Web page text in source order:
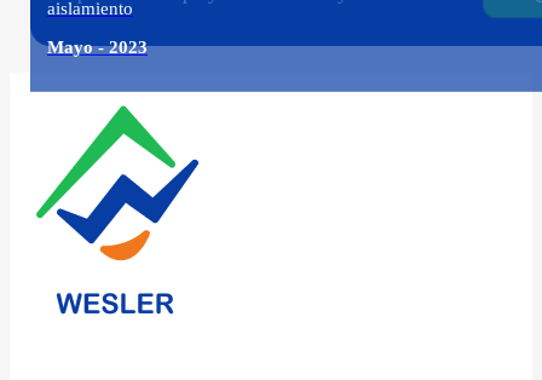
aislamiento
Mayo - 2023